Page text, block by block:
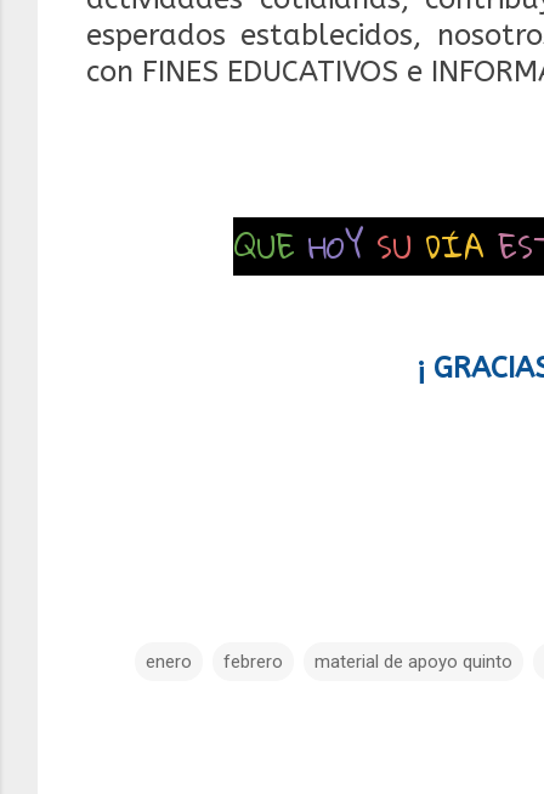
esperados establecidos,
con FINES EDUCATIVOS e
QUE HOY SU DÍA
¡
enero febrero material de apoyo quinto